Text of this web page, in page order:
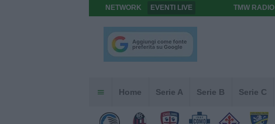
NETWORK EVENTI LIVE TMW RADIO
Home Serie A Serie B Serie C